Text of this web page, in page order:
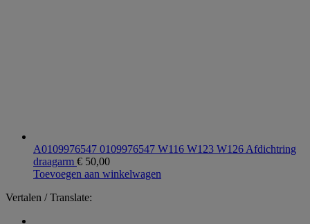
A0109976547 0109976547 W116 W123 W126 Afdichtring
draagarm € 50,00
Toevoegen aan winkelwagen
Vertalen / Translate: